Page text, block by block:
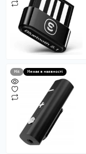
Hit Немає в наявності